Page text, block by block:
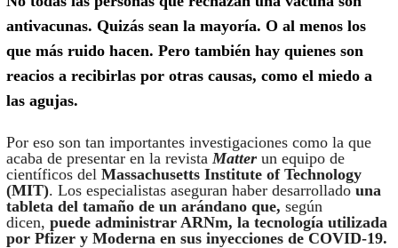
antivacunas. Quizás sean la mayoría. O al menos los
que más ruido hacen. Pero también hay quienes son
reacios a recibirlas por otras causas, como el miedo a
las agujas.
Por eso son tan importantes investigaciones como la que
acaba de presentar en la revistaMatterun equipo de
científicos del Massachusetts Institute of Technology
(MIT). Los especialistas aseguran haber desarrollado una
tableta del tamaño de un arándano que, según
dicen, puede administrar ARNm, la tecnología utilizada
por Pfizer y Moderna en sus inyecciones de COVID-19.